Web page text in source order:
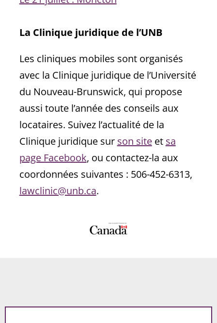
La Clinique juridique de l’UNB
Les cliniques mobiles sont organisés
avec la Clinique juridique de l’Université
du Nouveau-Brunswick, qui propose
aussi toute l’année des conseils aux
locataires. Suivez l’actualité de la
Clinique juridique sur son siteet sa
page Facebook, ou contactez-la aux
coordonnées suivantes : 506-452-6313,
lawclinic@unb.ca.